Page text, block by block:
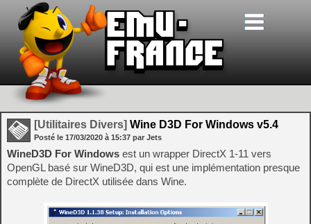
[Utilitaires Divers] Wine D3D For Windows v5.4
Posté le 17/03/2020 à 15:37 par Jets
WineD3D For Windows est un wrapper DirectX 1-11 vers
OpenGL basé sur WineD3D, qui est une implémentation presque
complète de DirectX utilisée dans Wine.